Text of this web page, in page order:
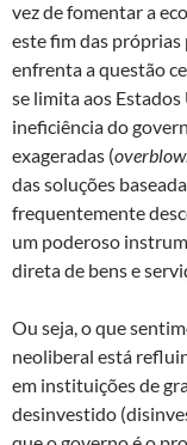
vez de fomentar a
este fim das
enfrenta a questão
se limita aos Estados
ineficiência do
exageradas (
das soluções
frequentemente
um poderoso
direta de bens e
Ou seja, o que
neoliberal está
em instituições de
desinvestido